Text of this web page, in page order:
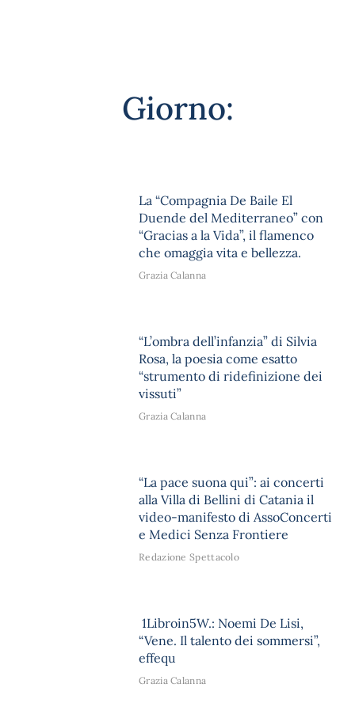
Giorno:
La “Compagnia De Baile El
Duende del Mediterraneo” con
“Gracias a la Vida”, il flamenco
che omaggia vita e bellezza.
Grazia Calanna
“L’ombra dell’infanzia” di Silvia
Rosa, la poesia come esatto
“strumento di ridefinizione dei
vissuti”
Grazia Calanna
“La pace suona qui”: ai concerti
alla Villa di Bellini di Catania il
video-manifesto di AssoConcerti
e Medici Senza Frontiere
Redazione Spettacolo
1Libroin5W.: Noemi De Lisi,
“Vene. Il talento dei sommersi”,
effequ
Grazia Calanna